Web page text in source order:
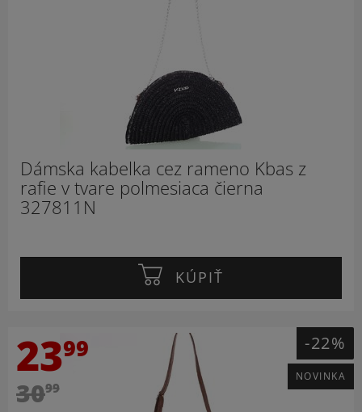
Dámska kabelka cez rameno Kbas z
rafie v tvare polmesiaca čierna
327811N
KÚPIŤ
2399
3099
-22%
NOVINKA